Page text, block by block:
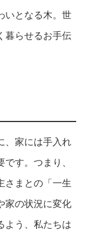
いとなる木。世
暮らせるお手伝
、家には手入れ
す。つまり、
さまとの「一生
家の状況に変化
よう、私たちは